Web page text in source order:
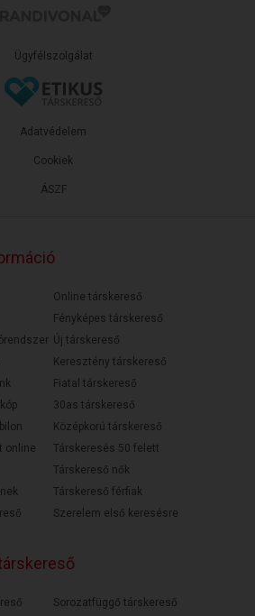
Ügyfélszolgálat
ÁSZF
Adatvédelem
Cookiek
online
Online társkereső
Fényképes társkereső
Új társkereső
Keresztény társkereső
Fiatal társkereső
30as társkereső
Középkorú társkereső
Társkeresés 50 felett
Társkereső nők
Társkereső férfiak
Szerelem első keresésre
Sorozatfüggő társkereső